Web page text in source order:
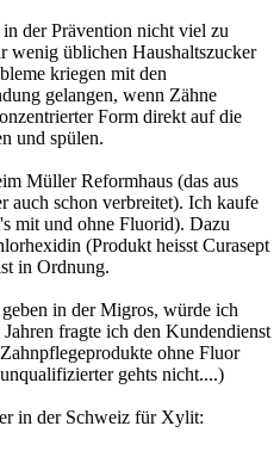
der Prävention nicht viel zu
wenig üblichen Haushaltszucker
kriegen mit den
gelangen, wenn Zähne
Form direkt auf die
und spülen.
Müller Reformhaus (das aus
auch schon verbreitet). Ich kaufe
mit und ohne Fluorid). Dazu
(Produkt heisst Curasept
in Ordnung.
in der Migros, würde ich
fragte ich den Kundendienst
ohne Fluor
gehts nicht....)
in der Schweiz für Xylit: